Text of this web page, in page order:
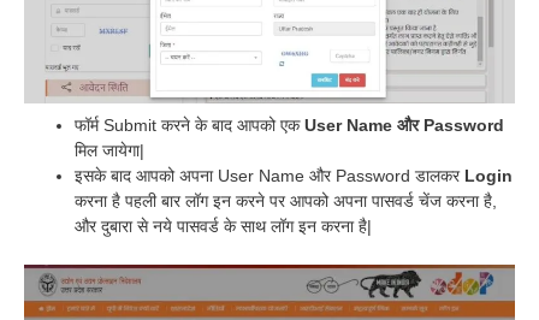
फॉर्म Submit करने के बाद आपको एकUser Name और Password
मिल जायेगा|
इसके बाद आपको अपना User Name और Password डालकर Login
करना है पहली बार लॉग इन करने पर आपको अपना पासवर्ड चेंज करना है,
और दुबारा से नये पासवर्ड के साथ लॉग इन करना है|